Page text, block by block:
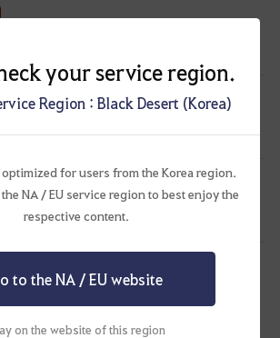
your service region.
Region : Black Desert (Korea)
for users from the Korea region.
NA / EU service region to best enjoy the
respective content.
to the NA / EU website
on the website of this region
2024.07.29
]제발 거점전 유저의 목소리를 들어주세요 !
7.4K 캐닛-KR 2024.05.27
]'빛나는 파괴의 연금석'의 등장 - 연금석 강화 편의성
10.3K 김다슬찡-KR 2024.02.21